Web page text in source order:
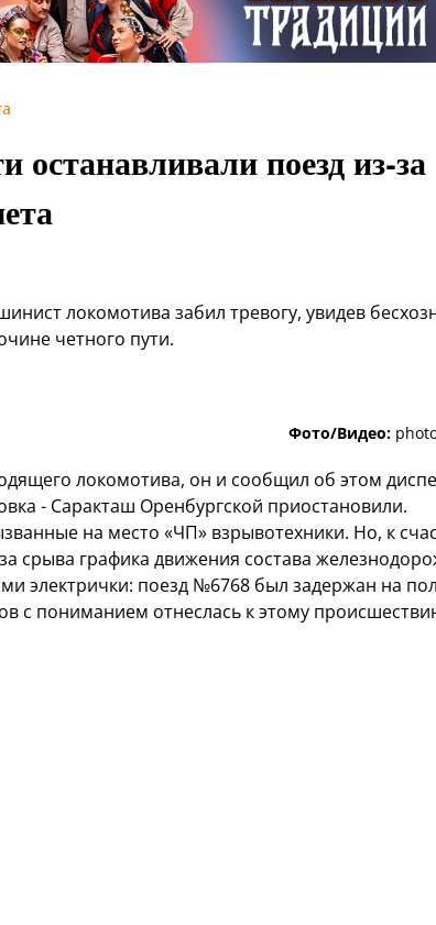
останавливали поезд из-за
локомотива забил тревогу, увидев
четного пути.
Фото/Видео:
локомотива, он и сообщил об этом
- Саракташ Оренбургской приостановили.
на место «ЧП» взрывотехники. Но, к
срыва графика движения состава
электрички: поезд №6768 был задержан на
с пониманием отнеслась к этому